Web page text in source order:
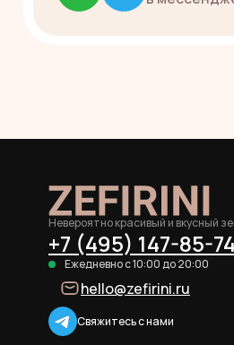
Невероятно красивый и вкусный
+7 (495) 147-85-74
Ежедневно с 10:00 до 20:00
hello@zefirini.ru
Свяжитесь с нами